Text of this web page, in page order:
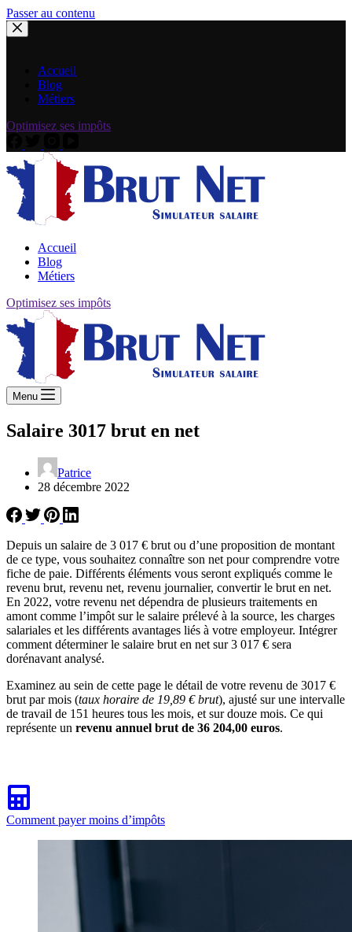
Passer au contenu
Accueil
Blog
Métiers
Optimisez ses impôts
Accueil
Blog
Métiers
Optimisez ses impôts
Menu
Salaire 3017 brut en net
Patrice
28 décembre 2022
Depuis un salaire de 3 017 € brut ou d’une proposition de montant
de ce type, vous souhaitez connaître son net pour comprendre votre
fiche de paie. Différents éléments vous seront expliqués comme le
revenu brut, revenu net, revenu journalier, convertir le brut en net.
En 2022, votre revenu net dépendra de plusieurs traitements en
amont comme l’impôt sur le salaire prélevé à la source, les charges
salariales et les différents avantages liés à votre employeur. Intégrer
comment déterminer le salaire brut en net sur 3 017 € sera
dorénavant analysé.
Examinez au sein de cette page le détail de votre revenu de 3017 €
brut par mois (taux horaire de 19,89 € brut), ajusté sur une intervalle
de travail de 151 heures tous les mois, et sur douze mois. Ce qui
représente un revenu annuel brut de 36 204,00 euros.
Comment payer moins d’impôts